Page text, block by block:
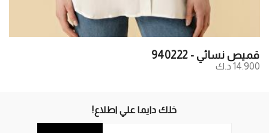
قميص نسائي - 940222
14.900 د.ك
خلك دايما علي اطلاع!